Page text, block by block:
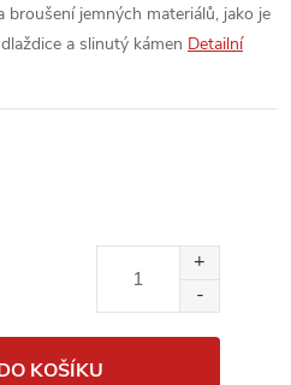
jemných materiálů, jako je
a slinutý kámen Detailní
KOŠÍKU